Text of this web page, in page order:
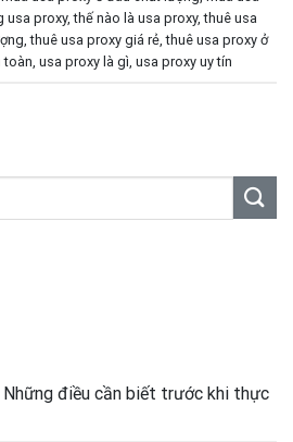
usa proxy,thế nào là usa proxy,thuê usa
,thuê usa proxy giá rẻ,thuê usa proxy ở
toàn, usa proxy là gì, usa proxy uy tín
điều cần biết trước khi thực